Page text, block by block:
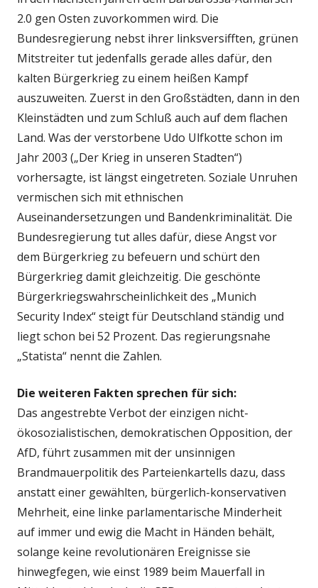
2.0 gen Osten zuvorkommen wird. Die
Bundesregierung nebst ihrer linksversifften, grünen
Mitstreiter tut jedenfalls gerade alles dafür, den
kalten Bürgerkrieg zu einem heißen Kampf
auszuweiten. Zuerst in den Großstädten, dann in den
Kleinstädten und zum Schluß auch auf dem flachen
Land. Was der verstorbene Udo Ulfkotte schon im
Jahr 2003 („Der Krieg in unseren Stadten“)
vorhersagte, ist längst eingetreten. Soziale Unruhen
vermischen sich mit ethnischen
Auseinandersetzungen und Bandenkriminalität. Die
Bundesregierung tut alles dafür, diese Angst vor
dem Bürgerkrieg zu befeuern und schürt den
Bürgerkrieg damit gleichzeitig. Die geschönte
Bürgerkriegswahrscheinlichkeit des „Munich
Security Index“ steigt für Deutschland ständig und
liegt schon bei 52 Prozent. Das regierungsnahe
„Statista“ nennt die Zahlen.
Die weiteren Fakten sprechen für sich:
Das angestrebte Verbot der einzigen nicht-
ökosozialistischen, demokratischen Opposition, der
AfD, führt zusammen mit der unsinnigen
Brandmauerpolitik des Parteienkartells dazu, dass
anstatt einer gewählten, bürgerlich-konservativen
Mehrheit, eine linke parlamentarische Minderheit
auf immer und ewig die Macht in Händen behält,
solange keine revolutionären Ereignisse sie
hinwegfegen, wie einst 1989 beim Mauerfall in